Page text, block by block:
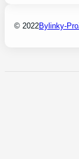
© 2022Bylinky-